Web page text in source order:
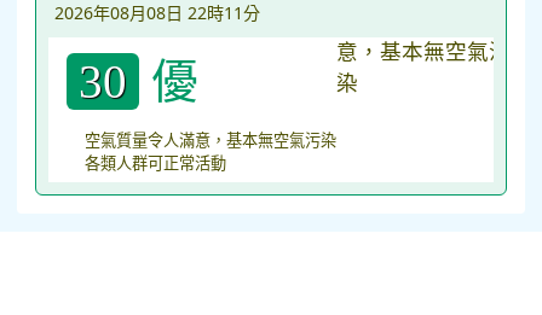
2026年08月08日 22時11分
30 優
空氣質量令人滿意，基本無空氣污染
各類人群可正常活動